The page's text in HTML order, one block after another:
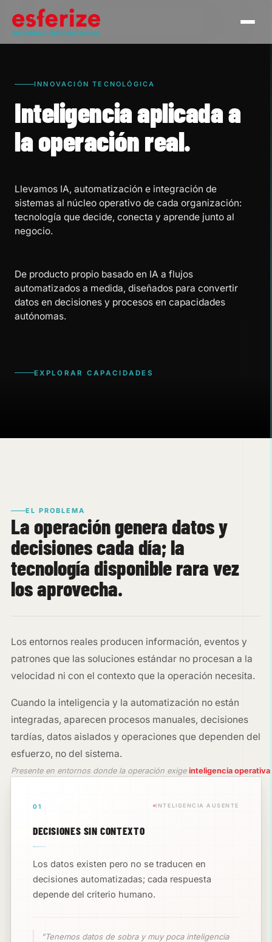
INNOVACIÓN TECNOLÓGICA
Inteligencia aplicada a
la operación real.
Llevamos IA, automatización e integración de
sistemas al núcleo operativo de cada organización:
tecnología que decide, conecta y aprende junto al
negocio.
De producto propio basado en IA a flujos
automatizados a medida, diseñados para convertir
datos en decisiones y procesos en capacidades
autónomas.
EXPLORAR CAPACIDADES
EL PROBLEMA
La operación genera datos y
decisiones cada día; la
tecnología disponible rara vez
los aprovecha.
Los entornos reales producen información, eventos y
patrones que las soluciones estándar no procesan a la
velocidad ni con el contexto que la operación necesita.
Cuando la inteligencia y la automatización no están
integradas, aparecen procesos manuales, decisiones
tardías, datos aislados y operaciones que dependen del
esfuerzo, no del sistema.
Presente en entornos donde la operación exige inteligencia
01 INTELIGENCIA AUSENTE
DECISIONES SIN CONTEXTO
Los datos existen pero no se traducen en
decisiones automatizadas; cada respuesta
depende del criterio humano.
"Tenemos datos de sobra y muy poca inteligencia